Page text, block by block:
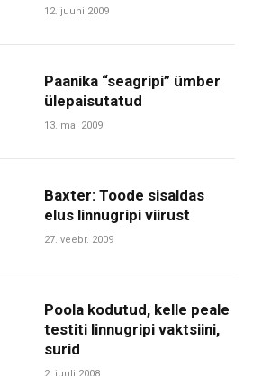
12. juuni 2009
Paanika “seagripi” ümber
ülepaisutatud
13. mai 2009
Baxter: Toode sisaldas
elus linnugripi viirust
27. veebr. 2009
Poola kodutud, kelle peale
testiti linnugripi vaktsiini,
surid